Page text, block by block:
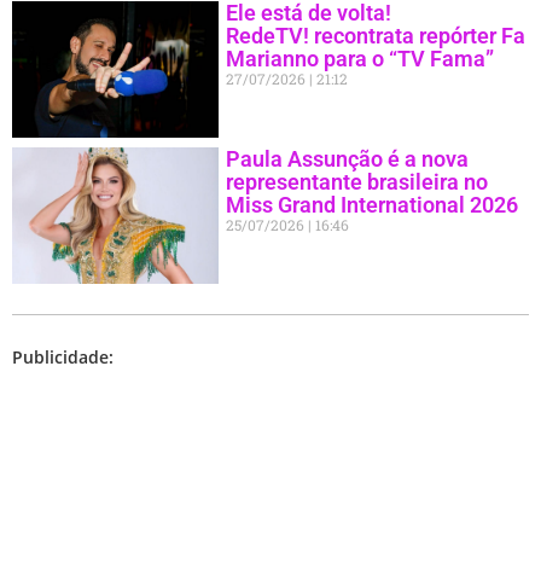
Ele está de volta!
RedeTV! recontrata repórter Fa
Marianno para o “TV Fama”
27/07/2026 21:12
Paula Assunção é a nova
representante brasileira no
Miss Grand International 2026
25/07/2026 16:46
Publicidade: